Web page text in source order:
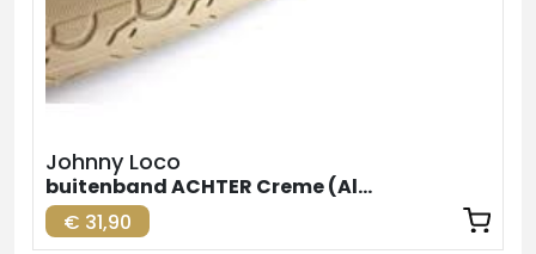
Johnny Loco
buitenband ACHTER Creme (Alternatief 1
€ 31,90